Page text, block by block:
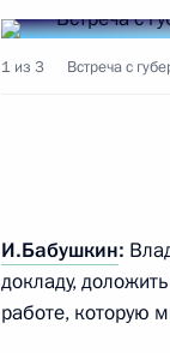
29 мая 2024 года,
29 мая 2024 года,
1 из 3 Встреча с
И.Бабушкин:
докладу,
работе, которую